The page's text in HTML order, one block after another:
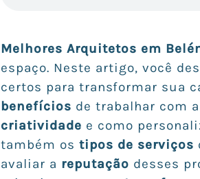
Melhores Arquitetos em
espaço. Neste artigo, você
certos para transformar sua
benefícios de trabalhar com
criatividade e como
também os tipos de serviços
avaliar a reputação desses